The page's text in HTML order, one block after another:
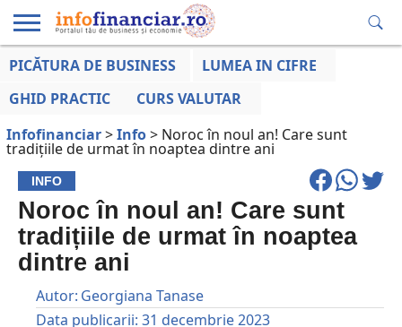
EDUCAȚIE
LA ZI
AFACERILOR
PICĂTURA DE BUSINESS
LUMEA IN CIFRE
GHID PRACTIC
CURS VALUTAR
Infofinanciar>Info> Noroc în noul an! Care sunt
tradițiile de urmat în noaptea dintre ani
INFO
Noroc în noul an! Care sunt
tradițiile de urmat în noaptea
dintre ani
Autor: Georgiana Tanase
Data publicarii: 31 decembrie 2023